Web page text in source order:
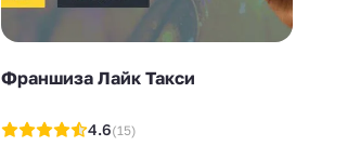
Франшиза Лайк Такси
4.6(15)